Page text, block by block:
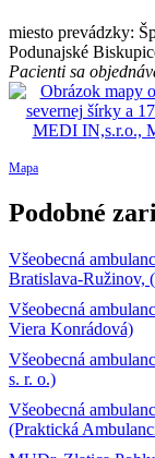
miesto prevádzky:
Podunajské
Pacienti sa
Mapa
Podobné
Všeobecná
Bratislava-Ružinov,
Všeobecná
Viera Konrádová)
Všeobecná
s. r. o.)
Všeobecná
(Praktická